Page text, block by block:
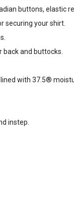
buttons, elastic
securing your shirt.
and buttocks.
with 37.5®
instep.